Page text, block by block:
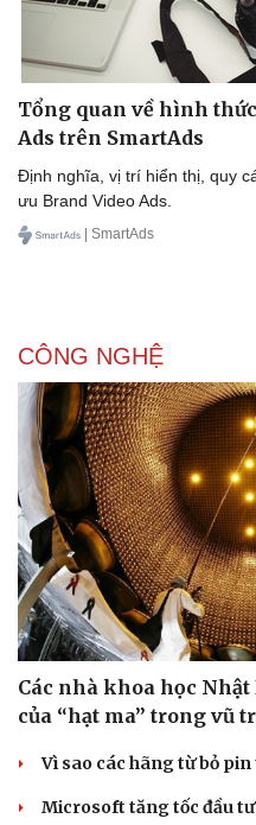
Tổng quan về hình
Ads trên SmartAds
Định nghĩa, vị trí hiển thị, quy
ưu Brand Video Ads.
| SmartAds
CÔNG NGHỆ
Các nhà khoa học
của “hạt ma” trong vũ
Vì sao các hãng từ bỏ
Microsoft tăng tốc đầu